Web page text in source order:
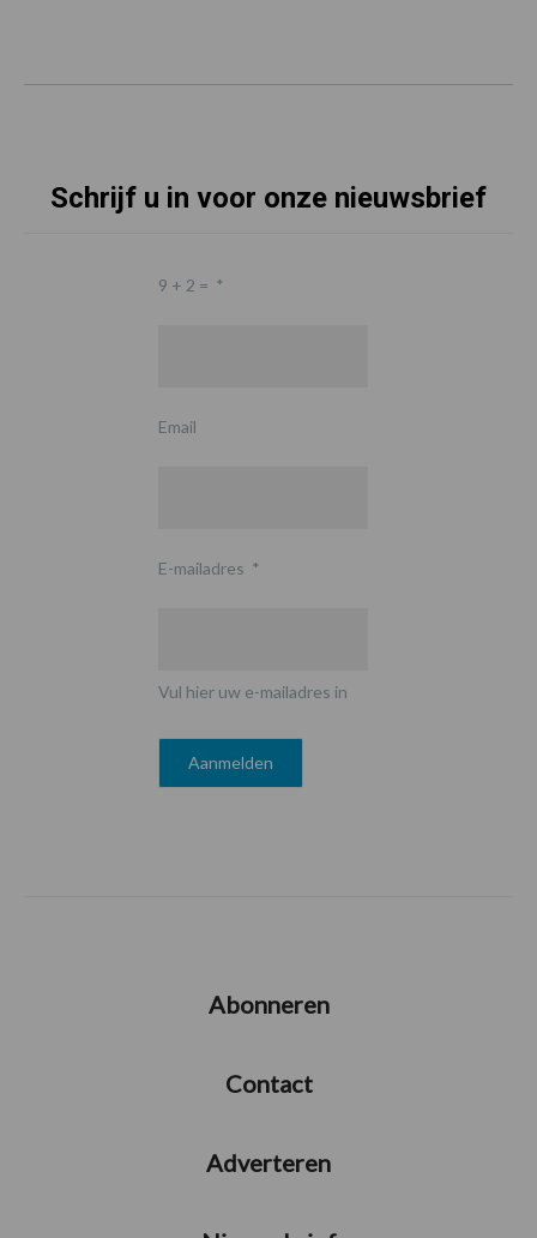
Schrijf u in voor onze nieuwsbrief
9 + 2 = *
Email
E-mailadres *
Vul hier uw e-mailadres in
Abonneren
Contact
Adverteren